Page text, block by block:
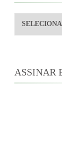
Arquivos
ASSINAR